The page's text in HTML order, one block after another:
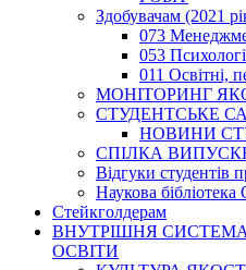
Здобувачам (2021
073
053
011 Освітні,
МОНІТОРИНГ
СТУДЕНТСЬКЕ
НОВИНИ
СПІЛКА
Відгуки студентів
Наукова
Стейкголдерам
ВНУТРІШНЯ
ОСВІТИ